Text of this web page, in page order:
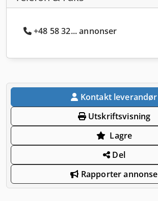
+48 58 32... annonser
Kontakt leverandør
Utskriftsvisning
Lagre
Del
Rapporter annonse